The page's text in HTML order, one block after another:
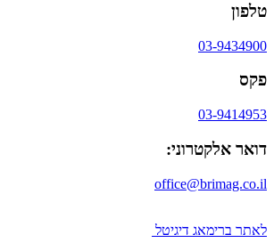
טלפון
03-9434900
פקס
03-9414953
דואר אלקטרוני:
office@brimag.co.il
לאתר ברימאג דיגיטל